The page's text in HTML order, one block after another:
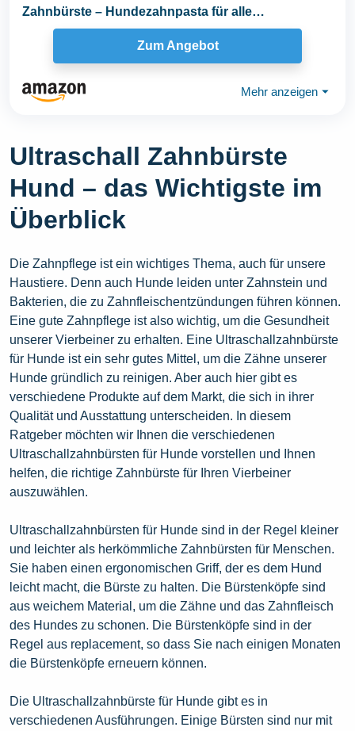
Zahnbürste – Hundezahnpasta für alle
Hunderassen...
Zum Angebot
Mehr anzeigen ⏷
Ultraschall Zahnbürste
Hund – das Wichtigste im
Überblick
Die Zahnpflege ist ein wichtiges Thema, auch für unsere
Haustiere. Denn auch Hunde leiden unter Zahnstein und
Bakterien, die zu Zahnfleischentzündungen führen können.
Eine gute Zahnpflege ist also wichtig, um die Gesundheit
unserer Vierbeiner zu erhalten. Eine Ultraschallzahnbürste
für Hunde ist ein sehr gutes Mittel, um die Zähne unserer
Hunde gründlich zu reinigen. Aber auch hier gibt es
verschiedene Produkte auf dem Markt, die sich in ihrer
Qualität und Ausstattung unterscheiden. In diesem
Ratgeber möchten wir Ihnen die verschiedenen
Ultraschallzahnbürsten für Hunde vorstellen und Ihnen
helfen, die richtige Zahnbürste für Ihren Vierbeiner
auszuwählen.
Ultraschallzahnbürsten für Hunde sind in der Regel kleiner
und leichter als herkömmliche Zahnbürsten für Menschen.
Sie haben einen ergonomischen Griff, der es dem Hund
leicht macht, die Bürste zu halten. Die Bürstenköpfe sind
aus weichem Material, um die Zähne und das Zahnfleisch
des Hundes zu schonen. Die Bürstenköpfe sind in der
Regel aus replacement, so dass Sie nach einigen Monaten
die Bürstenköpfe erneuern können.
Die Ultraschallzahnbürste für Hunde gibt es in
verschiedenen Ausführungen. Einige Bürsten sind nur mit